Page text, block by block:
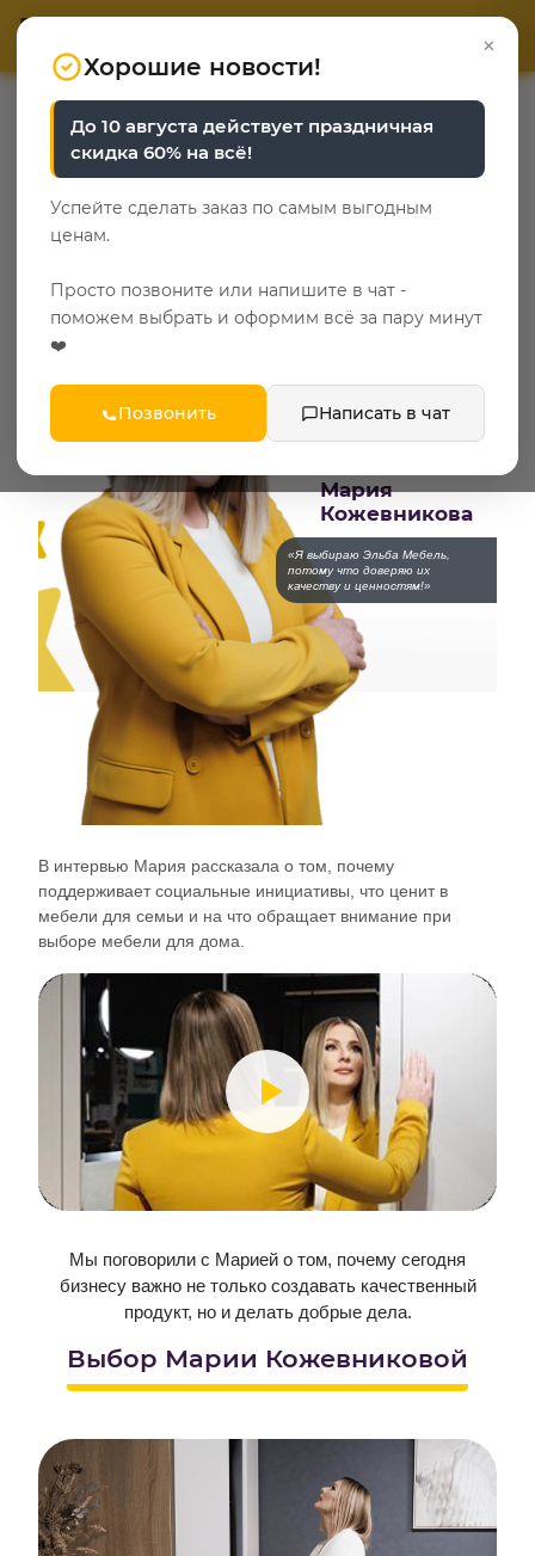
0
Мария Кожевникова
выбирает Эльба Мебель
Главная — Справочная информация об услугах —
Мария Кожевникова выбирает Эльба Мебель
Мария
Кожевникова
«Я выбираю Эльба Мебель,
потому что доверяю их
качеству и ценностям!»
В интервью Мария рассказала о том, почему
поддерживает социальные инициативы, что ценит в
мебели для семьи и на что обращает внимание при
выборе мебели для дома.
Мы поговорили с Марией о том, почему сегодня
бизнесу важно не только создавать качественный
продукт, но и делать добрые дела.
Выбор Марии Кожевниковой
×
Хорошие новости!
До 10 августа действует праздничная
скидка 60% на всё!
Успейте сделать заказ по самым выгодным
ценам.
Просто позвоните или напишите в чат -
поможем выбрать и оформим всё за пару минут
❤️
Позвонить Написать в чат